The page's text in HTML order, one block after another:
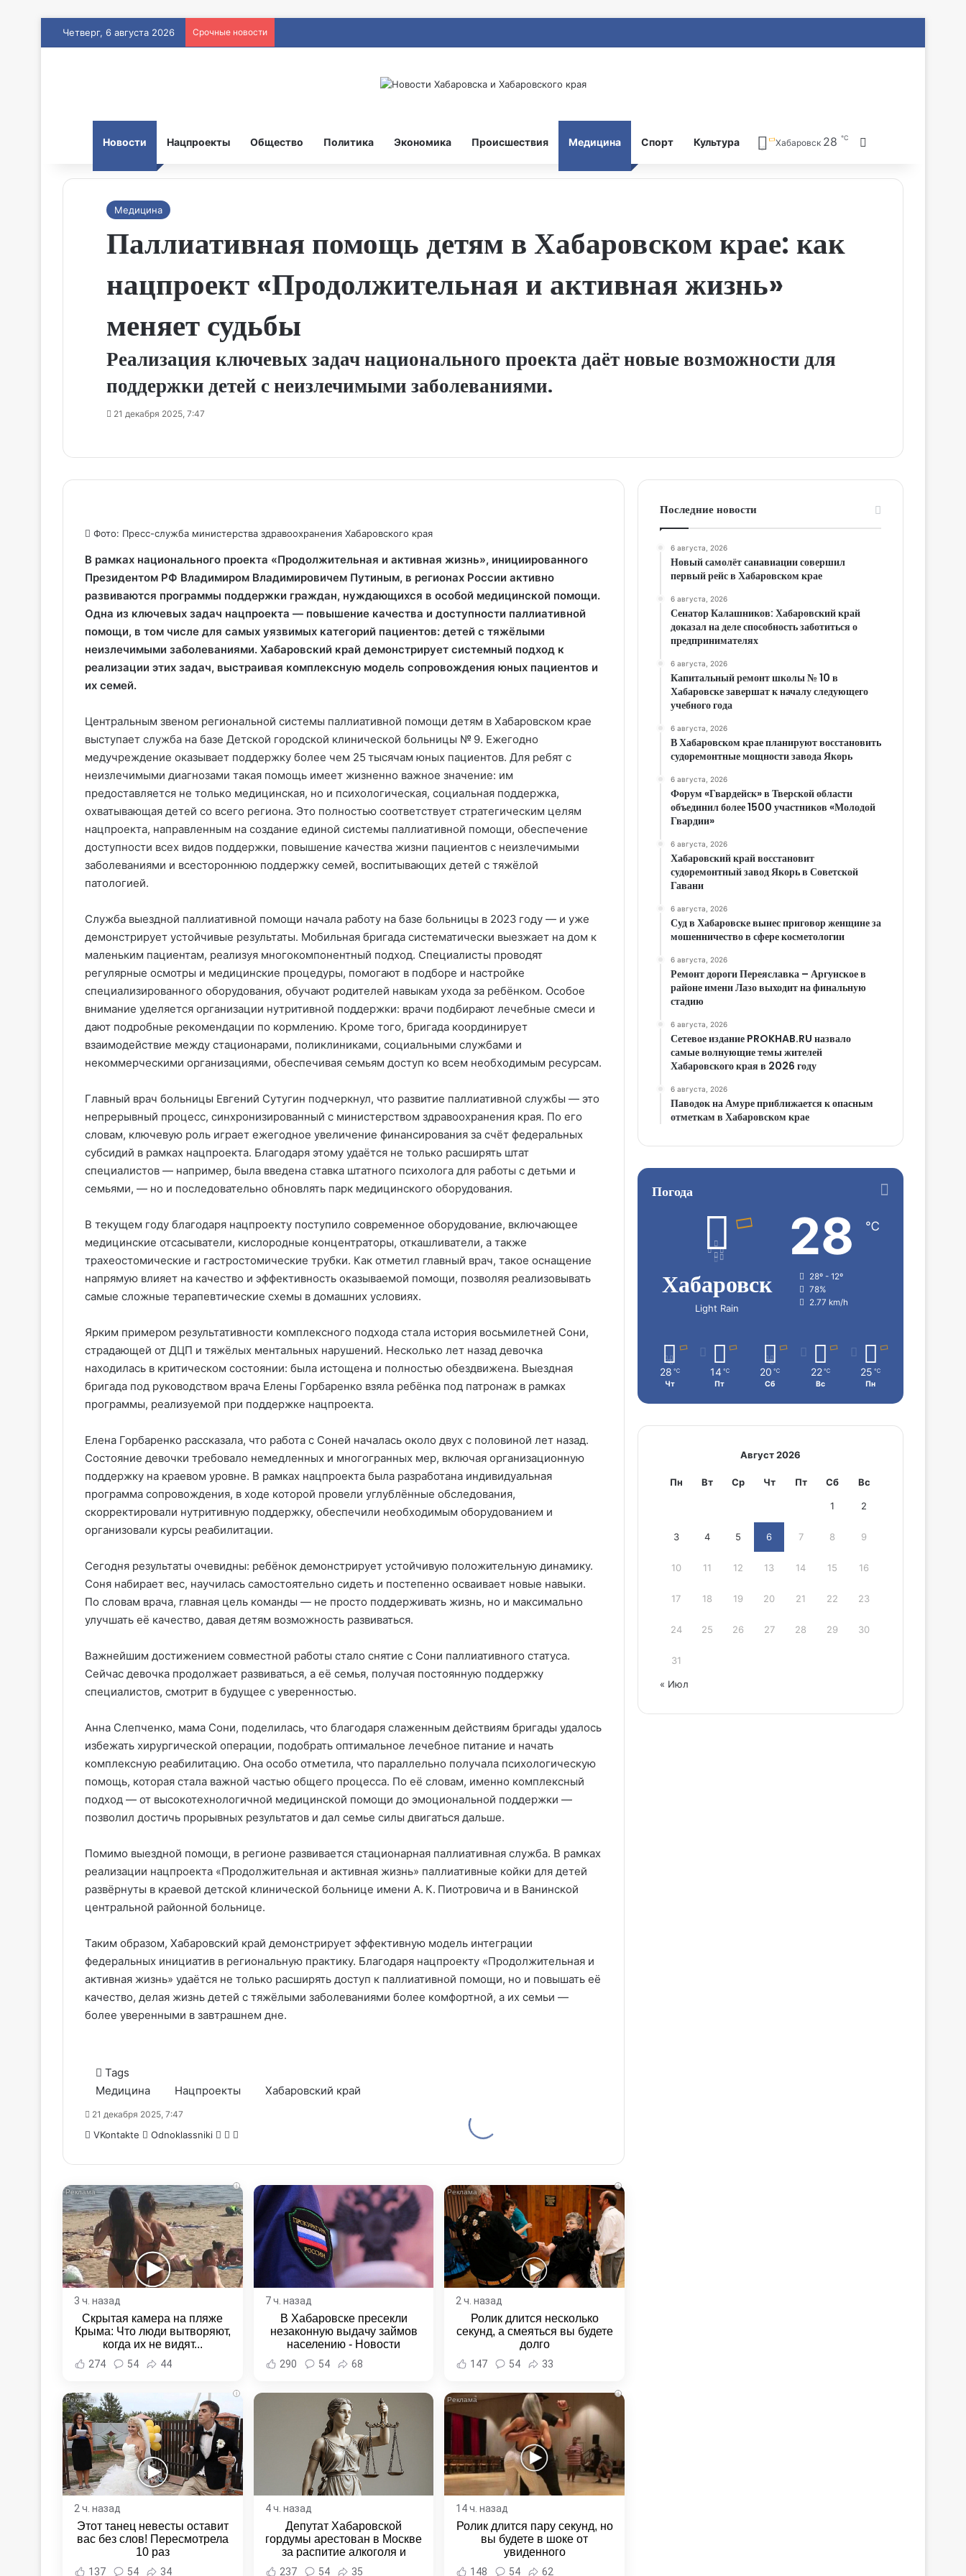
Четверг, 6 августа 2026 Срочные новости
Новости Нацпроекты Общество Политика Экономика Происшествия Медицина Спорт Культура Хабаровск 28 ℃
Медицина
Паллиативная помощь детям в Хабаровском крае: как
нацпроект «Продолжительная и активная жизнь»
меняет судьбы
Реализация ключевых задач национального проекта даёт новые возможности для
поддержки детей с неизлечимыми заболеваниями.
21 декабря 2025, 7:47
Фото: Пресс-служба министерства здравоохранения Хабаровского края
В рамках национального проекта «Продолжительная и активная жизнь», инициированного
Президентом РФ Владимиром Владимировичем Путиным, в регионах России активно
развиваются программы поддержки граждан, нуждающихся в особой медицинской помощи.
Одна из ключевых задач нацпроекта — повышение качества и доступности паллиативной
помощи, в том числе для самых уязвимых категорий пациентов: детей с тяжёлыми
неизлечимыми заболеваниями. Хабаровский край демонстрирует системный подход к
реализации этих задач, выстраивая комплексную модель сопровождения юных пациентов и
их семей.
Центральным звеном региональной системы паллиативной помощи детям в Хабаровском крае
выступает служба на базе Детской городской клинической больницы № 9. Ежегодно
медучреждение оказывает поддержку более чем 25 тысячам юных пациентов. Для ребят с
неизлечимыми диагнозами такая помощь имеет жизненно важное значение: им
предоставляется не только медицинская, но и психологическая, социальная поддержка,
охватывающая детей со всего региона. Это полностью соответствует стратегическим целям
нацпроекта, направленным на создание единой системы паллиативной помощи, обеспечение
доступности всех видов поддержки, повышение качества жизни пациентов с неизлечимыми
заболеваниями и всестороннюю поддержку семей, воспитывающих детей с тяжёлой
патологией.
Служба выездной паллиативной помощи начала работу на базе больницы в 2023 году — и уже
демонстрирует устойчивые результаты. Мобильная бригада систематически выезжает на дом к
маленьким пациентам, реализуя многокомпонентный подход. Специалисты проводят
регулярные осмотры и медицинские процедуры, помогают в подборе и настройке
специализированного оборудования, обучают родителей навыкам ухода за ребёнком. Особое
внимание уделяется организации нутритивной поддержки: врачи подбирают лечебные смеси и
дают подробные рекомендации по кормлению. Кроме того, бригада координирует
взаимодействие между стационарами, поликлиниками, социальными службами и
некоммерческими организациями, обеспечивая семьям доступ ко всем необходимым ресурсам.
Главный врач больницы Евгений Сутугин подчеркнул, что развитие паллиативной службы — это
непрерывный процесс, синхронизированный с министерством здравоохранения края. По его
словам, ключевую роль играет ежегодное увеличение финансирования за счёт федеральных
субсидий в рамках нацпроекта. Благодаря этому удаётся не только расширять штат
специалистов — например, была введена ставка штатного психолога для работы с детьми и
семьями, — но и последовательно обновлять парк медицинского оборудования.
В текущем году благодаря нацпроекту поступило современное оборудование, включающее
медицинские отсасыватели, кислородные концентраторы, откашливатели, а также
трахеостомические и гастростомические трубки. Как отметил главный врач, такое оснащение
напрямую влияет на качество и эффективность оказываемой помощи, позволяя реализовывать
самые сложные терапевтические схемы в домашних условиях.
Ярким примером результативности комплексного подхода стала история восьмилетней Сони,
страдающей от ДЦП и тяжёлых ментальных нарушений. Несколько лет назад девочка
находилась в критическом состоянии: была истощена и полностью обездвижена. Выездная
бригада под руководством врача Елены Горбаренко взяла ребёнка под патронаж в рамках
программы, реализуемой при поддержке нацпроекта.
Елена Горбаренко рассказала, что работа с Соней началась около двух с половиной лет назад.
Состояние девочки требовало немедленных и многогранных мер, включая организационную
поддержку на краевом уровне. В рамках нацпроекта была разработана индивидуальная
программа сопровождения, в ходе которой провели углублённые обследования,
скорректировали нутритивную поддержку, обеспечили необходимым оборудованием и
организовали курсы реабилитации.
Сегодня результаты очевидны: ребёнок демонстрирует устойчивую положительную динамику.
Соня набирает вес, научилась самостоятельно сидеть и постепенно осваивает новые навыки.
По словам врача, главная цель команды — не просто поддерживать жизнь, но и максимально
улучшать её качество, давая детям возможность развиваться.
Важнейшим достижением совместной работы стало снятие с Сони паллиативного статуса.
Сейчас девочка продолжает развиваться, а её семья, получая постоянную поддержку
специалистов, смотрит в будущее с уверенностью.
Анна Слепченко, мама Сони, поделилась, что благодаря слаженным действиям бригады удалось
избежать хирургической операции, подобрать оптимальное лечебное питание и начать
комплексную реабилитацию. Она особо отметила, что параллельно получала психологическую
помощь, которая стала важной частью общего процесса. По её словам, именно комплексный
подход — от высокотехнологичной медицинской помощи до эмоциональной поддержки —
позволил достичь прорывных результатов и дал семье силы двигаться дальше.
Помимо выездной помощи, в регионе развивается стационарная паллиативная служба. В рамках
реализации нацпроекта «Продолжительная и активная жизнь» паллиативные койки для детей
развёрнуты в краевой детской клинической больнице имени А. К. Пиотровича и в Ванинской
центральной районной больнице.
Таким образом, Хабаровский край демонстрирует эффективную модель интеграции
федеральных инициатив в региональную практику. Благодаря нацпроекту «Продолжительная и
активная жизнь» удаётся не только расширять доступ к паллиативной помощи, но и повышать её
качество, делая жизнь детей с тяжёлыми заболеваниями более комфортной, а их семьи —
более уверенными в завтрашнем дне.
Tags
Медицина
Нацпроекты Хабаровский край
21 декабря 2025, 7:47
VKontakte Odnoklassniki WhatsApp
Telegram
Email
i
3 ч. назад
Скрытая камера на пляже
Крыма: Что люди вытворяют,
когда их не видят...
274 54 44
7 ч. назад
В Хабаровске пресекли
незаконную выдачу займов
населению - Новости
Хабаровска и Хабаровского
края
290 54 68
i
2 ч. назад
Ролик длится несколько
секунд, а смеяться вы будете
долго
147 54 33
i
2 ч. назад
Этот танец невесты оставит
вас без слов! Пересмотрела
10 раз
137 54 34
4 ч. назад
Депутат Хабаровской
гордумы арестован в Москве
за распитие алкоголя и
неповиновение полиции -
237 54 35
i
14 ч. назад
Ролик длится пару секунд, но
вы будете в шоке от
увиденного
148 54 62
Последние новости
6 августа, 2026
Новый самолёт санавиации совершил
первый рейс в Хабаровском крае
6 августа, 2026
Сенатор Калашников: Хабаровский край
доказал на деле способность заботиться о
предпринимателях
6 августа, 2026
Капитальный ремонт школы № 10 в
Хабаровске завершат к началу следующего
учебного года
6 августа, 2026
В Хабаровском крае планируют восстановить
судоремонтные мощности завода Якорь
6 августа, 2026
Форум «Гвардейск» в Тверской области
объединил более 1500 участников «Молодой
Гвардии»
6 августа, 2026
Хабаровский край восстановит
судоремонтный завод Якорь в Советской
Гавани
6 августа, 2026
Суд в Хабаровске вынес приговор женщине за
мошенничество в сфере косметологии
6 августа, 2026
Ремонт дороги Переяславка – Аргунское в
районе имени Лазо выходит на финальную
стадию
6 августа, 2026
Сетевое издание PROKHAB.RU назвало
самые волнующие темы жителей
Хабаровского края в 2026 году
6 августа, 2026
Паводок на Амуре приближается к опасным
отметкам в Хабаровском крае
Погода
Хабаровск
Light Rain
28 ℃
28º - 12º
78%
2.77 km/h
28 ℃
Чт
14 ℃
Пт
20 ℃
Сб
22 ℃
Вс
25 ℃
Пн
Август 2026
Пн Вт Ср Чт Пт Сб Вс
1 2
3 4 5 6 7 8 9
10 11 12 13 14 15 16
17 18 19 20 21 22 23
24 25 26 27 28 29 30
31
« Июл